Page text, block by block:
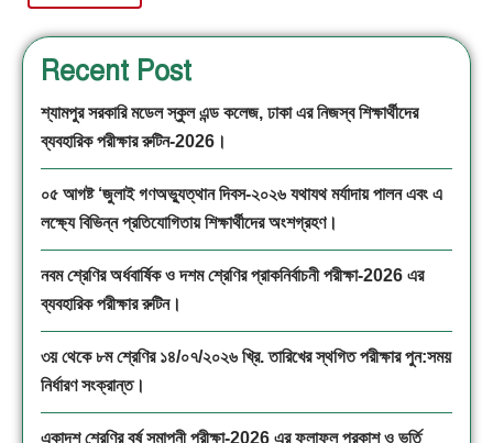
Recent Post
শ্যামপুর সরকারি মডেল স্কুল এন্ড কলেজ, ঢাকা এর নিজস্ব শিক্ষার্থীদের
ব্যবহারিক পরীক্ষার রুটিন-2026।
০৫ আগষ্ট ‘জুলাই গণঅভ্যুত্থান দিবস-২০২৬ যথাযথ মর্যাদায় পালন এবং এ
লক্ষ্যে বিভিন্ন প্রতিযোগিতায় শিক্ষার্থীদের অংশগ্রহণ।
নবম শ্রেণির অর্ধবার্ষিক ও দশম শ্রেণির প্রাকনির্বাচনী পরীক্ষা-2026 এর
ব্যবহারিক পরীক্ষার রুটিন।
৩য় থেকে ৮ম শ্রেণির ১৪/০৭/২০২৬ খ্রি. তারিখের স্থগিত পরীক্ষার পুন:সময়
নির্ধারণ সংক্রান্ত।
একাদশ শ্রেণির বর্ষ সমাপনী পরীক্ষা-2026 এর ফলাফল প্রকাশ ও ভর্তি